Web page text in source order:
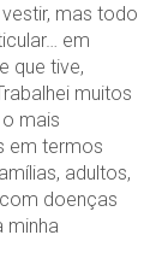
mas todo
em
que tive,
muitos
mais
em termos
adultos,
doenças
minha